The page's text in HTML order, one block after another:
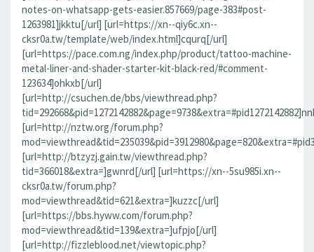
notes-on-whatsapp-gets-easier.857669/page-383#post-
1263981]jkktu[/url] [url=https://xn--qiy6c.xn--
cksr0a.tw/template/web/index.html]cqurq[/url]
[url=https://pace.com.ng/index.php/product/tattoo-machine-
metal-liner-and-shader-starter-kit-black-red/#comment-
123634]ohkxb[/url]
[url=http://csuchen.de/bbs/viewthread.php?
[url=http://nztw.org/forum.php?
[url=http://btzyzj.gain.tw/viewthread.php?
tid=366018&extra=]gwnrd[/url] [url=https://xn--5su985i.xn--
cksr0a.tw/forum.php?
mod=viewthread&tid=621&extra=]kuzzc[/url]
[url=https://bbs.hyww.com/forum.php?
mod=viewthread&tid=139&extra=]ufpjo[/url]
[url=http://fizzleblood.net/viewtopic.php?